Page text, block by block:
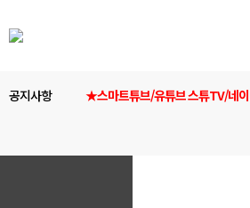
공지사항 ★스마트튜브/유튜브 스튜TV/네이